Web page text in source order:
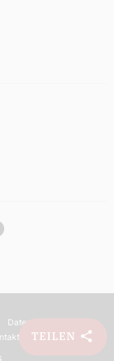
TEILEN
Datenschutz
Barrierefreiheit